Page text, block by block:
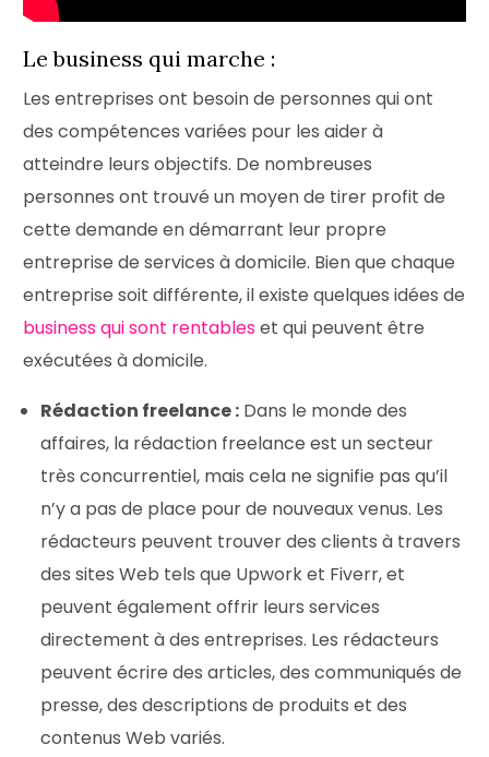
Le business qui marche :
Les entreprises ont besoin de personnes qui ont
des compétences variées pour les aider à
atteindre leurs objectifs. De nombreuses
personnes ont trouvé un moyen de tirer profit de
cette demande en démarrant leur propre
entreprise de services à domicile. Bien que chaque
entreprise soit différente, il existe quelques idées de
business qui sont rentableset qui peuvent être
exécutées à domicile.
Rédaction freelance : Dans le monde des
affaires, la rédaction freelance est un secteur
très concurrentiel, mais cela ne signifie pas qu’il
n’y a pas de place pour de nouveaux venus. Les
rédacteurs peuvent trouver des clients à travers
des sites Web tels que Upwork et Fiverr, et
peuvent également offrir leurs services
directement à des entreprises. Les rédacteurs
peuvent écrire des articles, des communiqués de
presse, des descriptions de produits et des
contenus Web variés.